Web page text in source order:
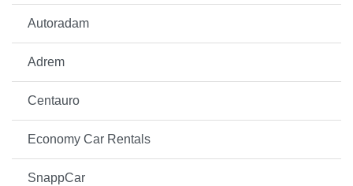
Autoradam
Adrem
Centauro
Economy Car Rentals
SnappCar